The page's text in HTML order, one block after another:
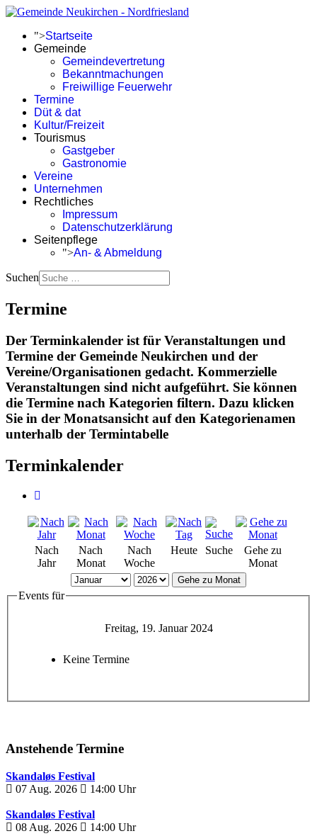
">Startseite
Gemeinde
Gemeindevertretung
Bekanntmachungen
Freiwillige Feuerwehr
Termine
Düt & dat
Kultur/Freizeit
Tourismus
Gastgeber
Gastronomie
Vereine
Unternehmen
Rechtliches
Impressum
Datenschutzerklärung
Seitenpflege
">An- & Abmeldung
Suchen
Termine
Der Terminkalender ist für Veranstaltungen und
Termine der Gemeinde Neukirchen und der
Vereine/Organisationen gedacht. Kommerzielle
Veranstaltungen sind nicht aufgeführt. Sie können
die Termine nach Kategorien filtern. Dazu klicken
Sie in der Monatsansicht auf den Kategorienamen
unterhalb der Termintabelle
Terminkalender
Nach
Jahr
Nach
Monat
Nach
Woche
Heute Suche
Gehe zu
Monat
Gehe zu Monat
Events für
Freitag, 19. Januar 2024
Keine Termine
Anstehende Termine
Skandaløs Festival
07 Aug. 2026
14:00 Uhr
Skandaløs Festival
08 Aug. 2026
14:00 Uhr